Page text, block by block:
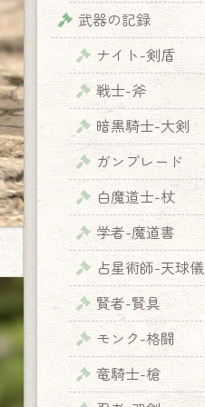
武器の記録
ナイト-剣盾
戦士-斧
暗黒騎士-大剣
ガンブレード
白魔道士-杖
学者-魔道書
占星術師-天球儀
賢者-賢具
モンク-格闘
竜騎士-槍